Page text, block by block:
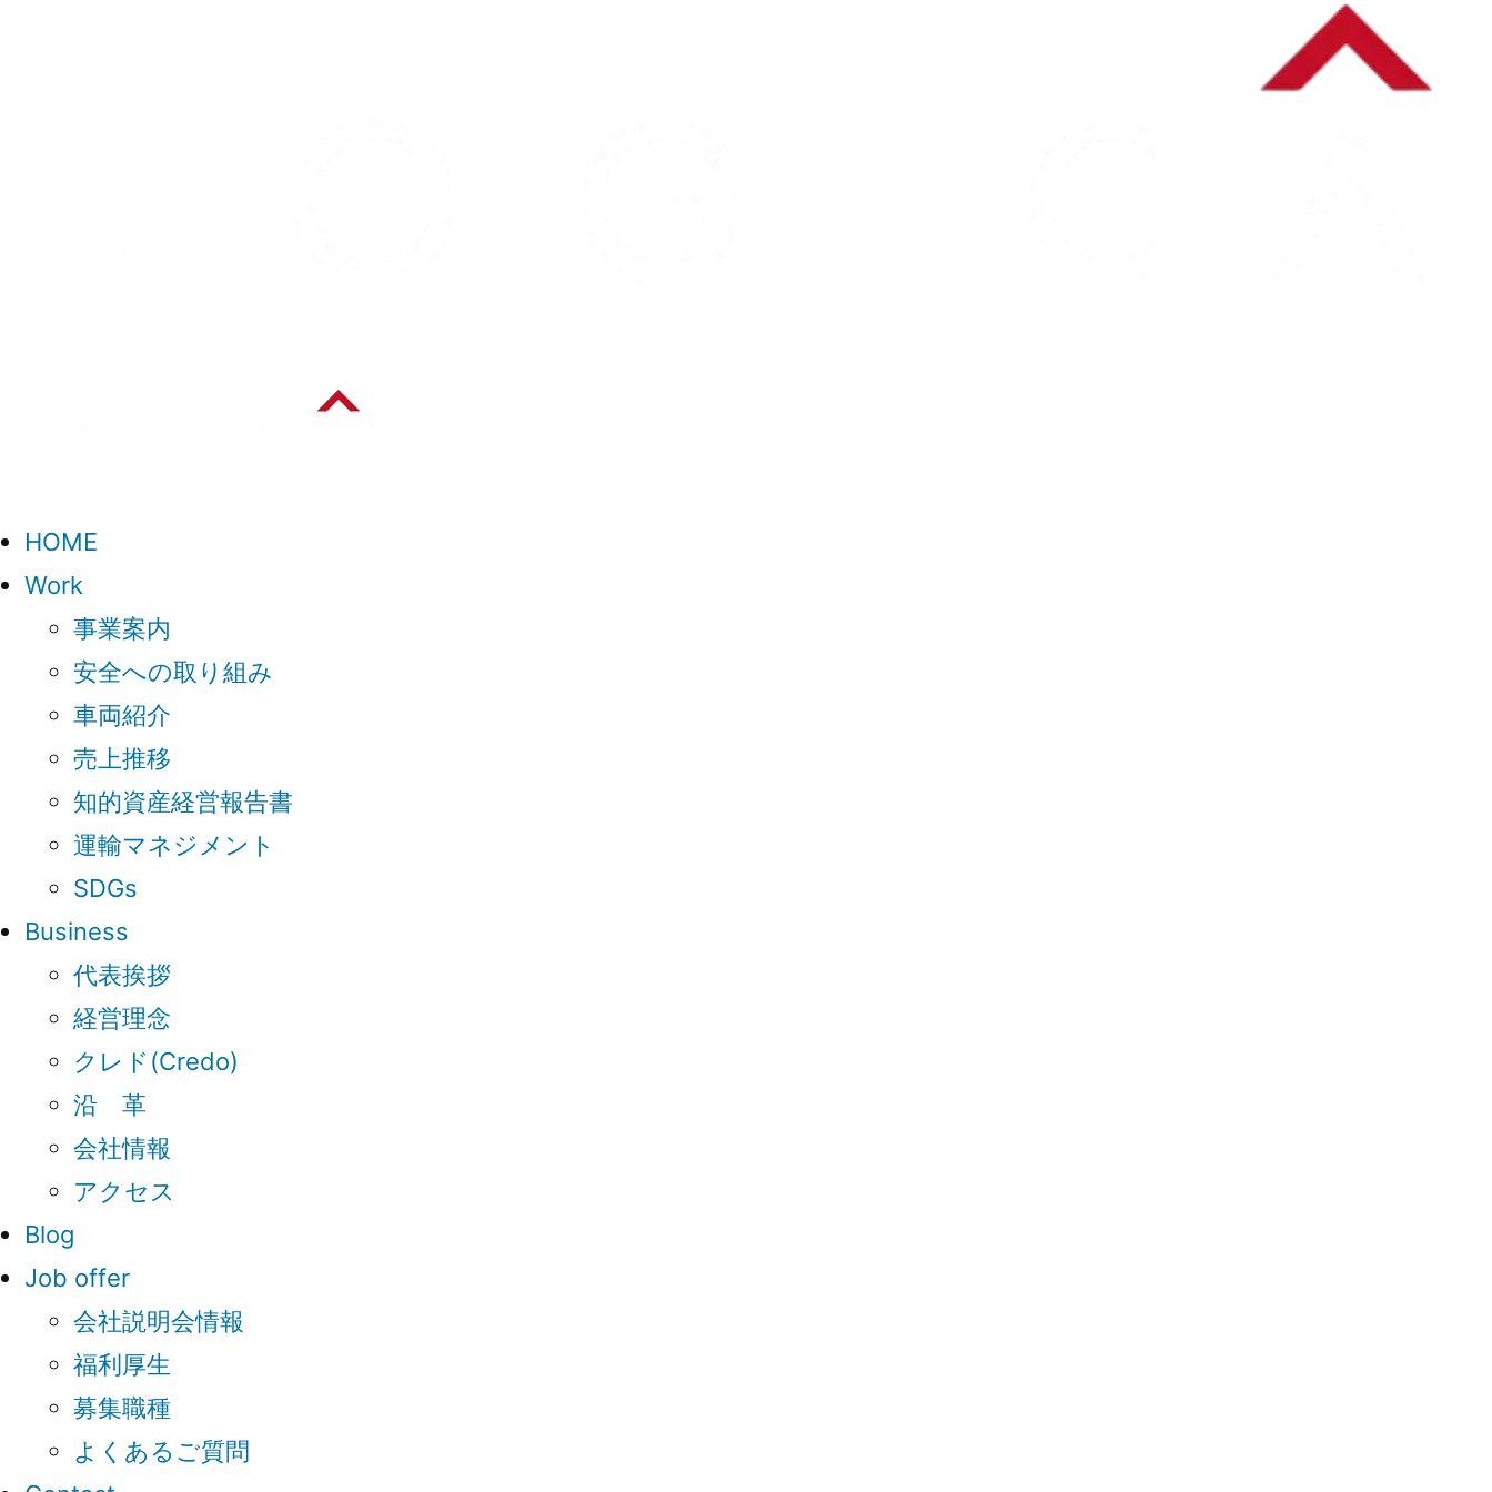
HOME
Work
事業案内
安全への取り組み
車両紹介
売上推移
知的資産経営報告書
運輸マネジメント
SDGs
Business
代表挨拶
経営理念
クレド(Credo)
沿 革
会社情報
アクセス
Blog
Job offer
会社説明会情報
福利厚生
募集職種
よくあるご質問